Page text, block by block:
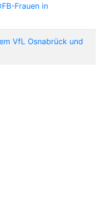
Frauen in
VfL Osnabrück und